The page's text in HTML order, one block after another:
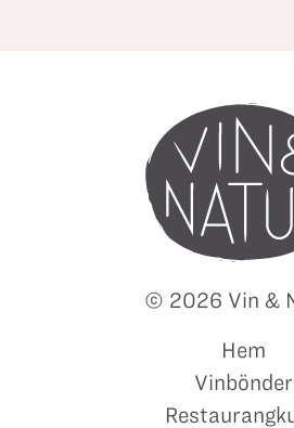
© 2026 Vin &
Hem
Vinbönder